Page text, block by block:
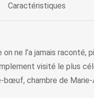
Caractéristiques
on ne l’a jamais
visité le plus
bœuf, chambre de Marie-